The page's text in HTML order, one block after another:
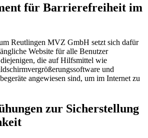
für Barrierefreiheit im
Reutlingen MVZ GmbH setzt sich dafür
Website für alle Benutzer
die auf Hilfsmittel wie
und
angewiesen sind, um im Internet zu
zur Sicherstellung